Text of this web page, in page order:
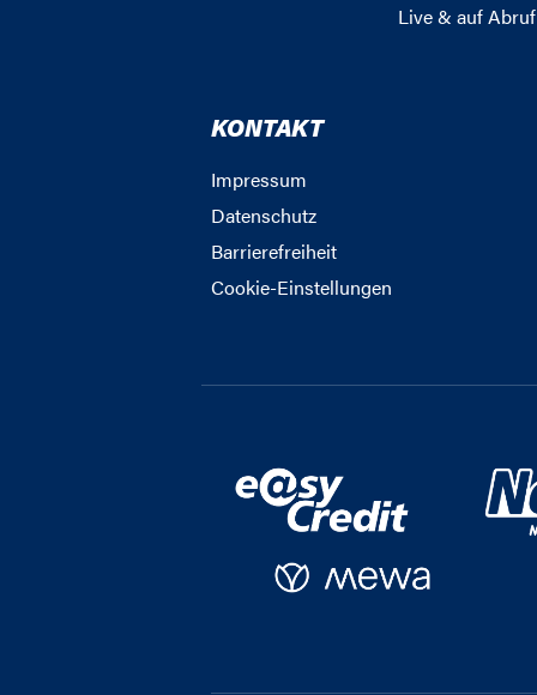
Live & auf Abruf
KONTAKT
Impressum
Datenschutz
Barrierefreiheit
Cookie-Einstellungen